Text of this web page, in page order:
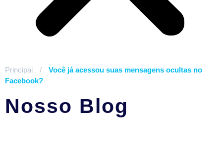
Principal /
Você já acessou suas mensagens ocultas no
Facebook?
Nosso Blog